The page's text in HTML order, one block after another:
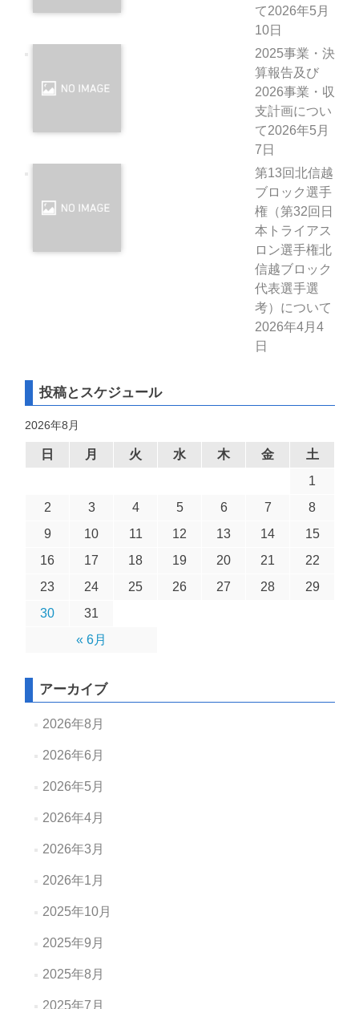
て2026年5月
10日
2025事業・決
算報告及び
2026事業・収
支計画につい
て2026年5月
7日
第13回北信越
ブロック選手
権（第32回日
本トライアス
ロン選手権北
信越ブロック
代表選手選
考）について
2026年4月4
日
投稿とスケジュール
2026年8月
日 月 火 水 木 金 土
« 6月
1
2
3 4 5 6 7
8
9
10 11 12 13 14
15
16
17 18 19 20 21
22
23
24 25 26 27 28
29
30
31
アーカイブ
2026年8月
2026年6月
2026年5月
2026年4月
2026年3月
2026年1月
2025年10月
2025年9月
2025年8月
2025年7月